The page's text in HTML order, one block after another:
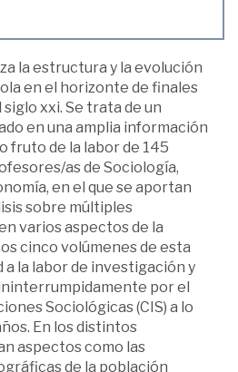
la estructura y la evolución
en el horizonte de finales
xxi. Se trata de un
en una amplia información
fruto de la labor de 145
as de Sociología,
en el que se aportan
sobre múltiples
varios aspectos de la
cinco volúmenes de esta
la labor de investigación y
por el
Sociológicas (CIS) a lo
En los distintos
aspectos como las
de la población